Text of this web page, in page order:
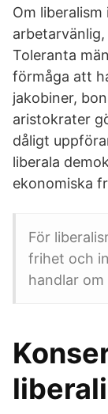
Om
Toleranta
förmåga att
jakobiner,
aristokrater
dåligt
liberala
ekonomiska
För
frihet och
handlar